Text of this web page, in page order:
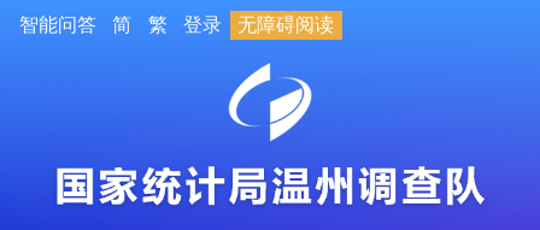
智能问答 简 繁 登录 无障碍阅读